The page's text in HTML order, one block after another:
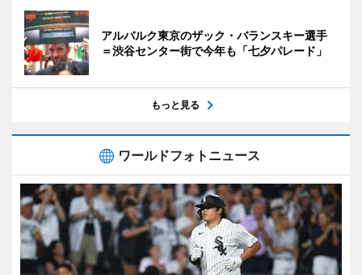
アルバルク東京のザック・バランスキー選手
＝渋谷センター街で今年も「七夕パレード」
もっと見る
ワールドフォトニュース